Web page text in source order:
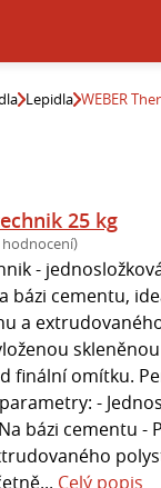
Lepidla WEBER
25 kg
hodnocení)
-
bázi cementu,
a
finální omítku.
-
bázi cementu -
Celý popis